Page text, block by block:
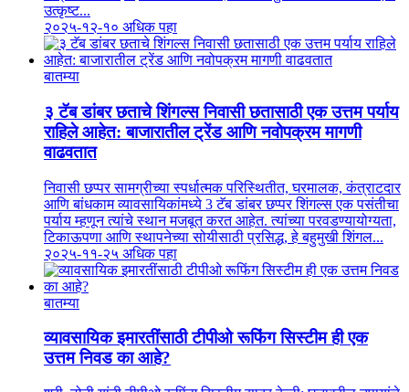
उत्कृष्ट...
२०२५-१२-१० अधिक पहा
बातम्या
३ टॅब डांबर छताचे शिंगल्स निवासी छतासाठी एक उत्तम पर्याय
राहिले आहेत: बाजारातील ट्रेंड आणि नवोपक्रम मागणी
वाढवतात
निवासी छप्पर सामग्रीच्या स्पर्धात्मक परिस्थितीत, घरमालक, कंत्राटदार
आणि बांधकाम व्यावसायिकांमध्ये 3 टॅब डांबर छप्पर शिंगल्स एक पसंतीचा
पर्याय म्हणून त्यांचे स्थान मजबूत करत आहेत. त्यांच्या परवडण्यायोग्यता,
टिकाऊपणा आणि स्थापनेच्या सोयीसाठी प्रसिद्ध, हे बहुमुखी शिंगल...
२०२५-११-२५ अधिक पहा
बातम्या
व्यावसायिक इमारतींसाठी टीपीओ रूफिंग सिस्टीम ही एक
उत्तम निवड का आहे?